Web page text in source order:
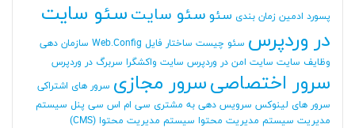
پسورد ادمین زمان بندی سئو سئو سایت سئو سایت
در وردپرس سئو چیست ساختار فایل Web.Config
سازمان دهی
وظایف سایت سایت امن در وردپرس سایت واکشگرا سربرگ در وردپرس
سرور اختصاصیسرور مجازی سرور های اشتراکی
سرور های لینوکس سرویس دهی به مشتری سی ام اس سی پنل سیستم
مدیریت سیستم مدیریت محتوا سیستم مدیریت محتوا (CMS)